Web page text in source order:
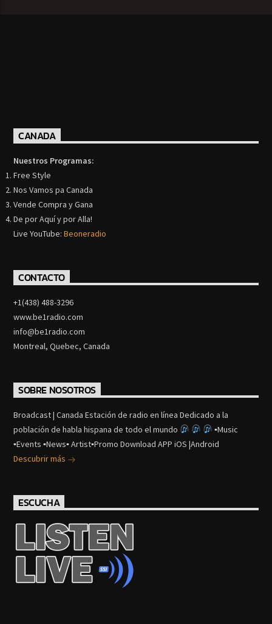
CANADA
Nuestros Programas:
Free Style
Nos Vamos pa Canada
Vende Compra y Gana
De por Aquí y por Alla!
Live YouTube:Beoneradio
CONTACTO
+1(438) 488-3296
www.be1radio.com
info@be1radio.com
Montreal, Quebec, Canada
SOBRE NOSOTROS
Broadcast | Canada Estación de radio en línea Dedicado a la
población de habla hispana de todo el mundo
▪Music
▪Events ▪News▪ Artist▪Promo Download APP iOS |Android
Descubrir más
ESCUCHA